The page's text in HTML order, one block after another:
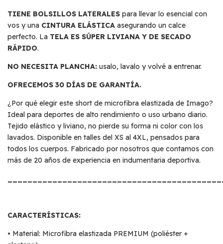
TIENE BOLSILLOS LATERALES para llevar lo esencial con
vos y una CINTURA ELÁSTICA asegurando un calce
perfecto. La TELA ES SÚPER LIVIANA Y DE SECADO
RÁPIDO.
NO NECESITA PLANCHA: usalo, lavalo y volvé a entrenar.
OFRECEMOS 30 DÍAS DE GARANTÍA.
¿Por qué elegir este short de microfibra elastizada de Imago?
Ideal para deportes de alto rendimiento o uso urbano diario.
Tejido elástico y liviano, no pierde su forma ni color con los
lavados. Disponible en talles del XS al 4XL, pensados para
todos los cuerpos. Fabricado por nosotros que contamos con
más de 20 años de experiencia en indumentaria deportiva.
CARACTERÍSTICAS:
• Material: Microfibra elastizada PREMIUM (poliéster +